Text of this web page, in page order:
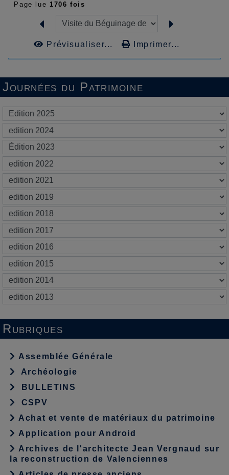
Journées du Patrimoine
Rubriques
Assemblée Générale
Archéologie
BULLETINS
CSPV
Achat et vente de matériaux du patrimoine
Application pour Android
Archives de l'architecte Jean Vergnaud sur
la reconstruction de Valenciennes
Page lue 1706 fois
Prévisualiser... Imprimer...